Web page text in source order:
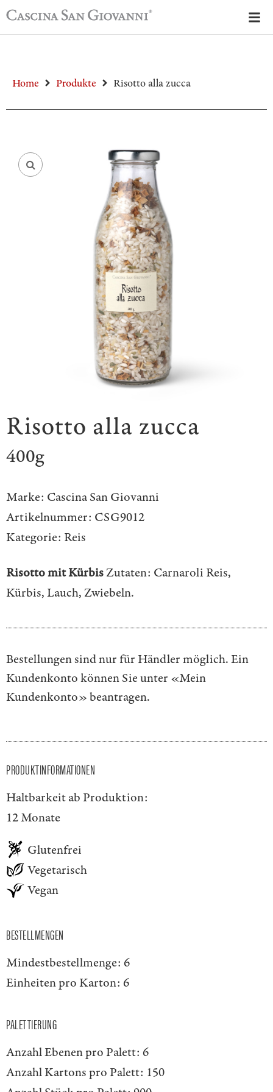
Home Produkte Risotto alla zucca
Risotto alla zucca
400g
Marke: Cascina San Giovanni
Artikelnummer: CSG9012
Kategorie: Reis
Risotto mit KürbisZutaten: Carnaroli Reis,
Kürbis, Lauch, Zwiebeln.
Bestellungen sind nur für Händler möglich. Ein
Kundenkonto können Sie unter «Mein
Kundenkonto»beantragen.
PRODUKTINFORMATIONEN
Haltbarkeit ab Produktion:
12 Monate
Glutenfrei
Vegetarisch
Vegan
BESTELLMENGEN
Mindestbestellmenge: 6
Einheiten pro Karton: 6
PALETTIERUNG
Anzahl Ebenen pro Palett: 6
Anzahl Kartons pro Palett: 150